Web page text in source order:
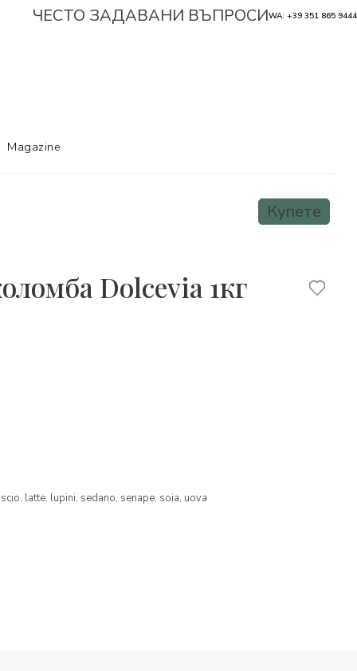
Купете
Dolcevia 1кг
latte, lupini, sedano, senape, soia, uova
ЧЕСТО ЗАДАВАНИ ВЪПРОСИWA: +39 351 865 9444
Magazine